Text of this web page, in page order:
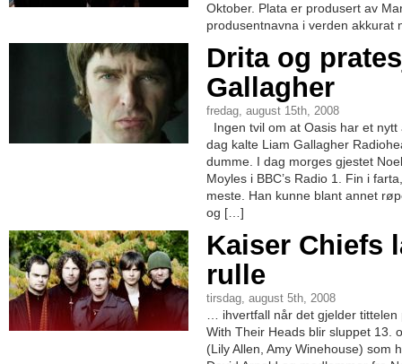
Oktober. Plata er produsert av
produsentnavna i verden akkurat
Drita og
Gallagher
fredag, august 15th, 2008
Ingen tvil om at Oasis har et
dag kalte Liam Gallagher
dumme. I dag morges gjestet
Moyles i BBC’s Radio 1. Fin i
meste. Han kunne blant annet
og […]
Kaiser Chiefs
rulle
tirsdag, august 5th, 2008
… ihvertfall når det gjelder
With Their Heads blir sluppet 13.
(Lily Allen, Amy Winehouse) som